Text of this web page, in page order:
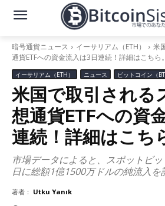
暗号通貨ニュース イーサリアム（ETH）
米
通貨ETFへの資金流入は3日連続！詳細はこちら。
イーサリアム（ETH） ニュース ビットコイン（
米国で取引される
想通貨ETFへの資
連続！詳細はこち
市場データによると、スポットビ
日に総額1億1500万ドルの純流入を
著者： Utku Yanık